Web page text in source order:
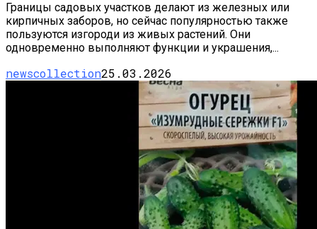
Границы садовых участков делают из железных или
кирпичных заборов, но сейчас популярностью также
пользуются изгороди из живых растений. Они
одновременно выполняют функции и украшения,...
newscollection25.03.2026